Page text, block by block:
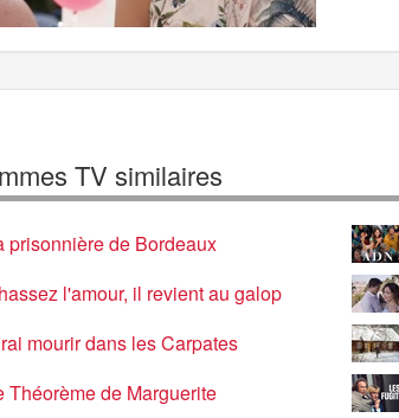
TV similaires
prisonnière de Bordeaux
l'amour, il revient au galop
mourir dans les Carpates
Théorème de Marguerite